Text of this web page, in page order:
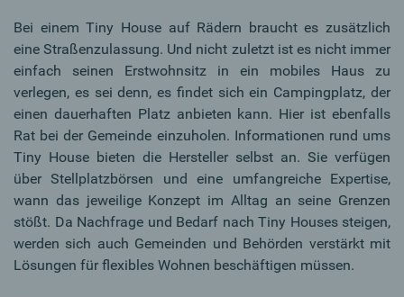
Bei einem Tiny House auf Rädern braucht es zusätzlich
eine Straßenzulassung. Und nicht zuletzt ist es nicht immer
einfach seinen Erstwohnsitz in ein mobiles Haus zu
verlegen, es sei denn, es findet sich ein Campingplatz, der
einen dauerhaften Platz anbieten kann. Hier ist ebenfalls
Rat bei der Gemeinde einzuholen. Informationen rund ums
Tiny House bieten die Hersteller selbst an. Sie verfügen
über Stellplatzbörsen und eine umfangreiche Expertise,
wann das jeweilige Konzept im Alltag an seine Grenzen
stößt. Da Nachfrage und Bedarf nach Tiny Houses steigen,
werden sich auch Gemeinden und Behörden verstärkt mit
Lösungen für flexibles Wohnen beschäftigen müssen.